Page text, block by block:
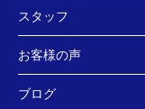
スタッフ
お客様の声
ブログ